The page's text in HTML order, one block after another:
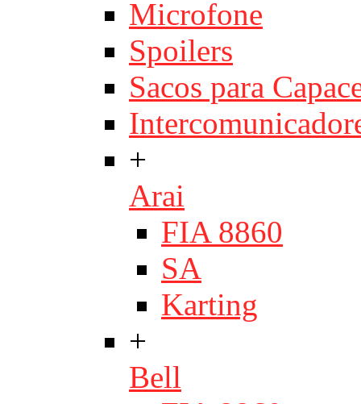
Microfone
Spoilers
Sacos para
+
Arai
FIA 8860
SA
Karting
+
Bell